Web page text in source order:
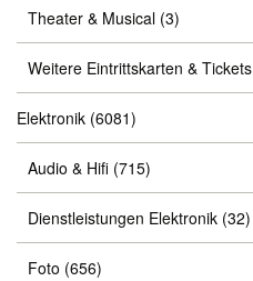
Theater & Musical (3)
Weitere Eintrittskarten & Tickets
Elektronik (6081)
Audio & Hifi (715)
Dienstleistungen Elektronik (32)
Foto (656)